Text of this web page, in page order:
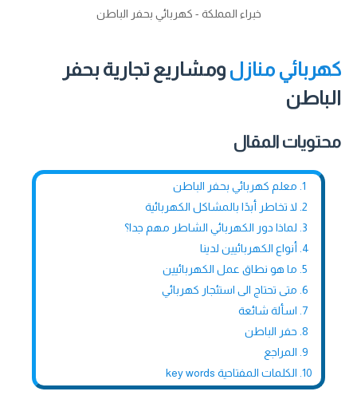
خبراء المملكة - كهربائي بحفر الباطن
كهربائي منازل ومشاريع تجارية بحفر
الباطن
محتويات المقال
معلم كهربائي بحفر الباطن
لا تخاطر أبدًا بالمشاكل الكهربائية
لماذا دور الكهربائي الشاطر مهم جدا؟
أنواع الكهربائيين لدينا
ما هو نطاق عمل الكهربائيين
متى تحتاج الى استئجار كهربائي
اسألة شائعة
حفر الباطن
المراجع
الكلمات المفتاحية key words